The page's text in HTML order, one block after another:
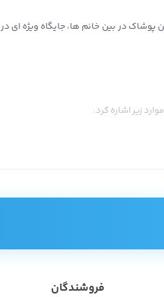
پوشاک در بین خانم ها، جایگاه ویژه
زیر اشاره کرد:
شدید، باید بدانید که فروشگاه داران
نکنید. زیرا در این صورت نمیتوانید
فروشندگان